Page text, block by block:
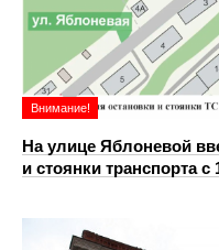
Внимание!
На улице Яблоневой
и стоянки транспорта с